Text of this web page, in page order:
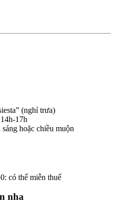
(nghỉ trưa)
17h
hoặc chiều muộn
có thể miễn thuế
nha